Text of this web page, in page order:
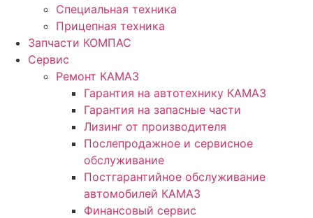
Специальная техника
Прицепная техника
Запчасти КОМПАС
Сервис
Ремонт КАМАЗ
Гарантия на автотехнику КАМАЗ
Гарантия на запасные части
Лизинг от производителя
Послепродажное и сервисное
обслуживание
Постгарантийное обслуживание
автомобилей КАМАЗ
Финансовый сервис